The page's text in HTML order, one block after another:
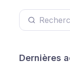
Dernières